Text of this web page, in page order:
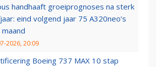
handhaaft groeiprognoses na sterk
eind volgend jaar 75 A320neo’s
2026, 20:09
Boeing 737 MAX 10 stap